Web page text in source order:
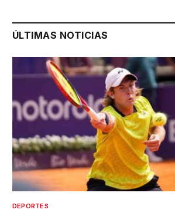
ÚLTIMAS NOTICIAS
DEPORTES